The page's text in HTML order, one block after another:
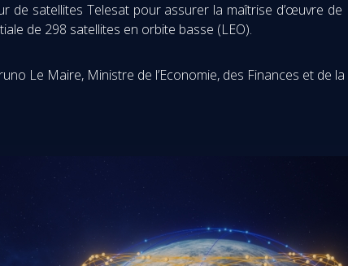
de satellites Telesat pour assurer la maîtrise d’œuvre
de 298 satellites en orbite basse (LEO).
Le Maire, Ministre de l’Economie, des Finances et de